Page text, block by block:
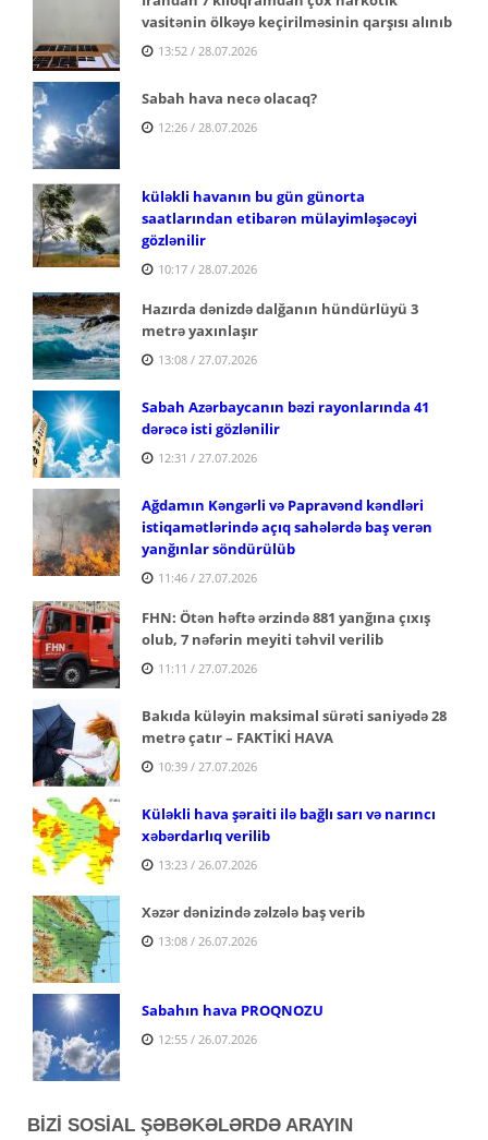
vasitənin ölkəyə keçirilməsinin qarşısı alınıb
13:52 / 28.07.2026
Sabah hava necə olacaq?
12:26 / 28.07.2026
küləkli havanın bu gün günorta
saatlarından etibarən mülayimləşəcəyi
gözlənilir
10:17 / 28.07.2026
Hazırda dənizdə dalğanın hündürlüyü 3
metrə yaxınlaşır
13:08 / 27.07.2026
Sabah Azərbaycanın bəzi rayonlarında 41
dərəcə isti gözlənilir
12:31 / 27.07.2026
Ağdamın Kəngərli və Papravənd kəndləri
istiqamətlərində açıq sahələrdə baş verən
yanğınlar söndürülüb
11:46 / 27.07.2026
FHN: Ötən həftə ərzində 881 yanğına çıxış
olub, 7 nəfərin meyiti təhvil verilib
11:11 / 27.07.2026
Bakıda küləyin maksimal sürəti saniyədə 28
metrə çatır – FAKTİKİ HAVA
10:39 / 27.07.2026
Küləkli hava şəraiti ilə bağlı sarı və narıncı
xəbərdarlıq verilib
13:23 / 26.07.2026
Xəzər dənizində zəlzələ baş verib
13:08 / 26.07.2026
Sabahın hava PROQNOZU
12:55 / 26.07.2026
BİZİ SOSİAL ŞƏBƏKƏLƏRDƏ ARAYIN